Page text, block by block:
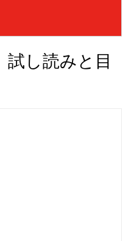
し読みと目